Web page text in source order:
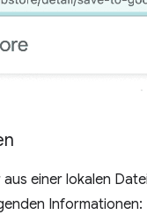
einer lokalen
Informationen: